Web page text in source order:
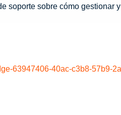
soporte sobre cómo gestionar
63947406-40ac-c3b8-57b9-